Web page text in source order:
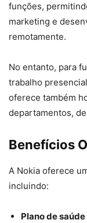
funções,
marketing e
remotamente.
No entanto, para
trabalho
oferece também
departamentos,
Benefícios
A Nokia oferece
incluindo:
Plano de